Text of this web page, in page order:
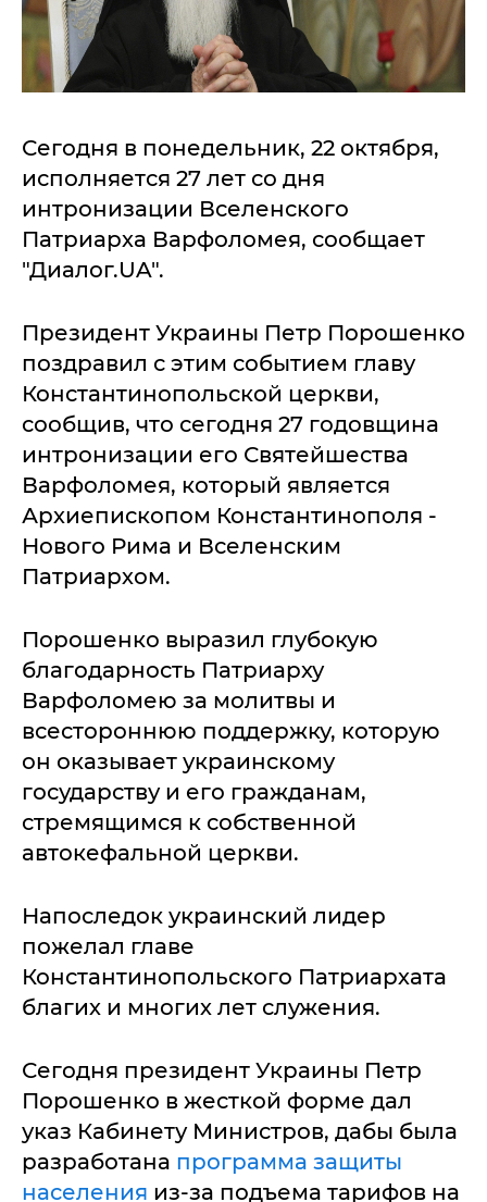
Сегодня в понедельник, 22 октября,
исполняется 27 лет со дня
интронизации Вселенского
Патриарха Варфоломея, сообщает
"Диалог.UA".
Президент Украины Петр Порошенко
поздравил с этим событием главу
Константинопольской церкви,
сообщив, что сегодня 27 годовщина
интронизации его Святейшества
Варфоломея, который является
Архиепископом Константинополя -
Нового Рима и Вселенским
Патриархом.
Порошенко выразил глубокую
благодарность Патриарху
Варфоломею за молитвы и
всестороннюю поддержку, которую
он оказывает украинскому
государству и его гражданам,
стремящимся к собственной
автокефальной церкви.
Напоследок украинский лидер
пожелал главе
Константинопольского Патриархата
благих и многих лет служения.
Сегодня президент Украины Петр
Порошенко в жесткой форме дал
указ Кабинету Министров, дабы была
разработана программа защиты
населения из-за подъема тарифов на